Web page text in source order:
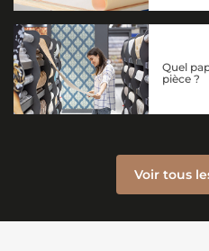
Quel
pièce ?
Voir tous